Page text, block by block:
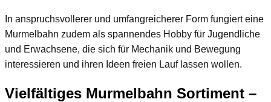
In anspruchsvollerer und umfangreicherer Form fungiert eine
Murmelbahn zudem als spannendes Hobby für Jugendliche
und Erwachsene, die sich für Mechanik und Bewegung
interessieren und ihren Ideen freien Lauf lassen wollen.
Vielfältiges Murmelbahn Sortiment –